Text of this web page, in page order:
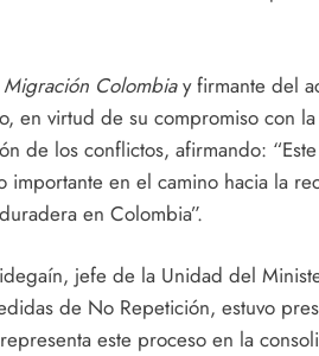
Colombiay firmante del
en virtud de su compromiso con
de los conflictos, afirmando: “Este
importante en el camino hacia la
en Colombia”.
jefe de la Unidad del
de No Repetición, estuvo
este proceso en la